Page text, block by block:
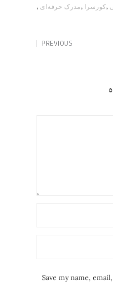
,کورسرا ,مدرک حرفه‌ای ,
PREVIOUS
Save my name,